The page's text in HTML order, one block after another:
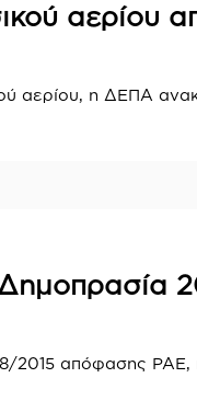
αερίου
αερίου, η ΔΕΠΑ
2015 απόφασης ΡΑΕ,